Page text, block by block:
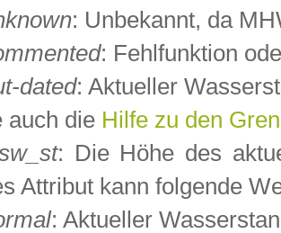
: Unbekannt, da
: Fehlfunktion
dated: Aktueller
auch die Hilfe zu den
: Die Höhe des
Attribut kann folgende
: Aktueller